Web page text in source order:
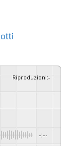
Riproduzioni:-
-:--